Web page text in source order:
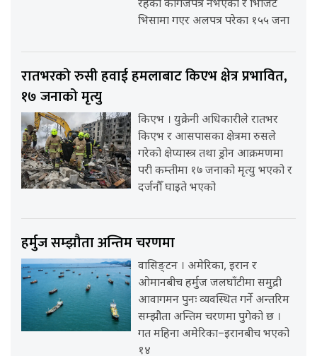
रहेका कागजपत्र नभएका र भिजिट
भिसामा गएर अलपत्र परेका १५५ जना
रातभरको रुसी हवाई हमलाबाट किएभ क्षेत्र प्रभावित,
१७ जनाको मृत्यु
किएभ । युक्रेनी अधिकारीले रातभर
किएभ र आसपासका क्षेत्रमा रुसले
गरेको क्षेप्यास्त्र तथा ड्रोन आक्रमणमा
परी कम्तीमा १७ जनाको मृत्यु भएको र
दर्जनौँ घाइते भएको
हर्मुज सम्झौता अन्तिम चरणमा
वासिङ्टन । अमेरिका, इरान र
ओमानबीच हर्मुज जलघाँटीमा समुद्री
आवागमन पुनः व्यवस्थित गर्ने अन्तरिम
सम्झौता अन्तिम चरणमा पुगेको छ ।
गत महिना अमेरिका–इरानबीच भएको
१४